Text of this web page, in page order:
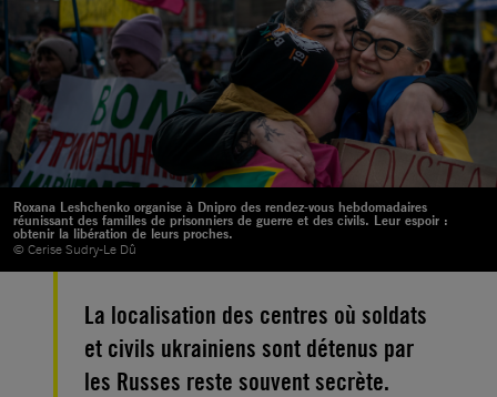
Roxana Leshchenko organise à Dnipro des rendez-vous hebdomadaires
réunissant des familles de prisonniers de guerre et des civils. Leur espoir :
obtenir la libération de leurs proches.
© Cerise Sudry-Le Dû
La localisation des centres où soldats
et civils ukrainiens sont détenus par
les Russes reste souvent secrète.